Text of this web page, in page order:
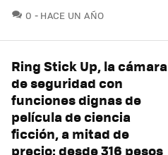
0 COMENTARIOS
HACE UN AÑO
Ring Stick Up, la cámara
de seguridad con
funciones dignas de
película de ciencia
ficción, a mitad de
precio: desde 316 pesos